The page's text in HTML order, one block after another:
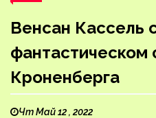
Венсан Кассель
Кроненберга
Чт Май 12 , 2022